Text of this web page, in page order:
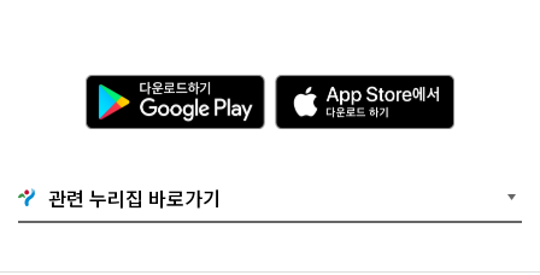
다
운
로
기
G
o
g
A
p
p
e
서
관련 누리집 바로가기